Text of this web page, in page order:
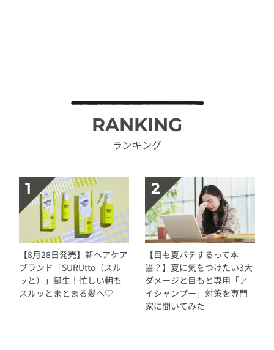
RANKING
ランキング
【8月28日発売】新ヘアケア
ブランド「SURUtto（スル
ッと）」誕生！忙しい朝も
スルッとまとまる髪へ♡
【目も夏バテするって本
当？】夏に気をつけたい3大
ダメージと目もと専用「ア
イシャンプー」対策を専門
家に聞いてみた